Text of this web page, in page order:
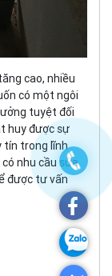
cao, nhiều
có một ngôi
tuyệt đối
huy được sự
tín trong lĩnh
nhu cầu sửa
được tư vấn